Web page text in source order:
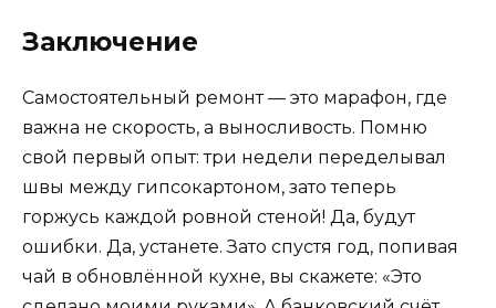
Заключение
Самостоятельный ремонт — это марафон, где
важна не скорость, а выносливость. Помню
свой первый опыт: три недели переделывал
швы между гипсокартоном, зато теперь
горжусь каждой ровной стеной! Да, будут
ошибки. Да, устанете. Зато спустя год, попивая
чай в обновлённой кухне, вы скажете: «Это